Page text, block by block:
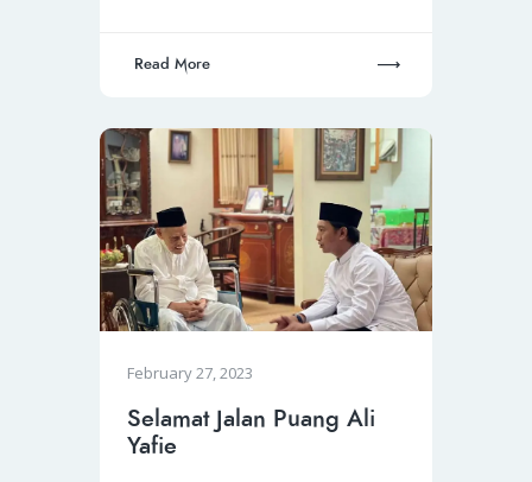
Read More
February 27, 2023
Selamat Jalan Puang Ali
Yafie